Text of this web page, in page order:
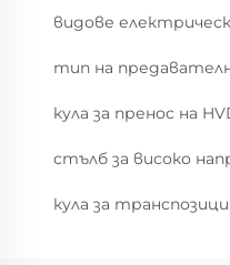
видове
тип на
кула за пренос на
стълб за високо
кула за